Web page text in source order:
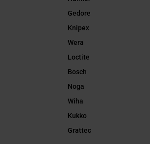
Gedore
Knipex
Wera
Loctite
Bosch
Noga
Wiha
Kukko
Grattec